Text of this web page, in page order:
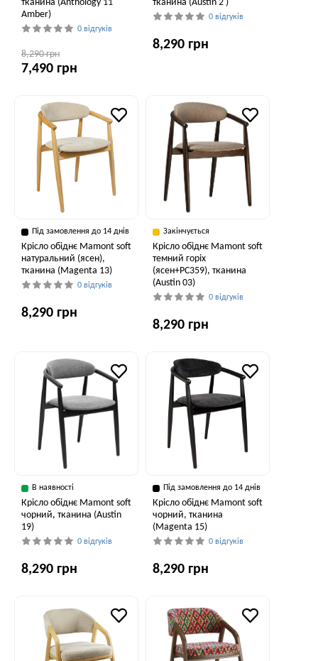
тканина (Anthology 11
Amber)
0 відгуків
8,290 грн
7,490 грн
тканина (Austin 2 )
0 відгуків
8,290 грн
Під замовлення до 14 днів
Крісло обіднє Mamont soft
натуральний (ясен),
тканина (Magenta 13)
0 відгуків
8,290 грн
Закінчується
Крісло обіднє Mamont soft
темний горіх
(ясен+PC359), тканина
(Austin 03)
0 відгуків
8,290 грн
В наявності
Крісло обіднє Mamont soft
чорний, тканина (Austin
19)
0 відгуків
8,290 грн
Під замовлення до 14 днів
Крісло обіднє Mamont soft
чорний, тканина
(Magenta 15)
0 відгуків
8,290 грн